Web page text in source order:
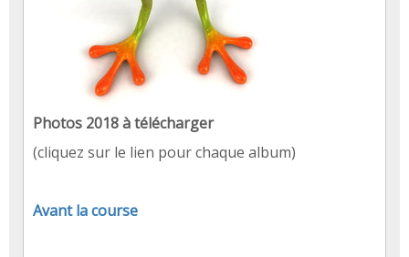
Photos 2018 à télécharger
(cliquez sur le lien pour chaque album)
Avant la course